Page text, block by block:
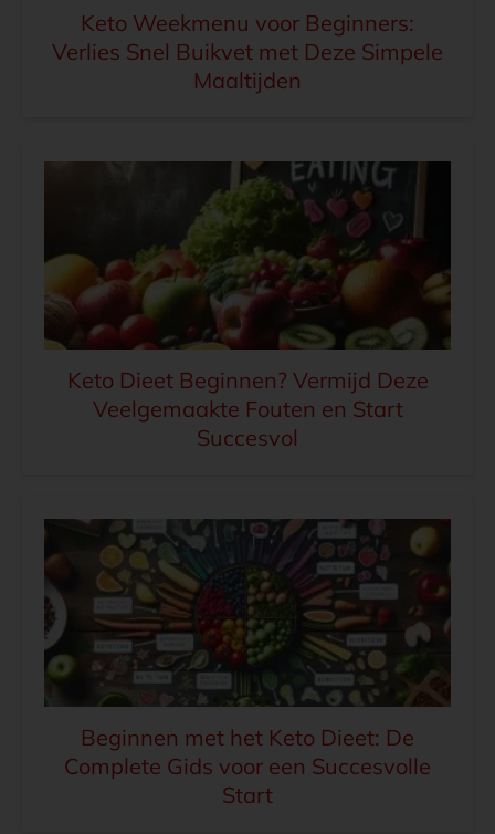
Keto Weekmenu voor Beginners:
Verlies Snel Buikvet met Deze Simpele
Maaltijden
Keto Dieet Beginnen? Vermijd Deze
Veelgemaakte Fouten en Start
Succesvol
Beginnen met het Keto Dieet: De
Complete Gids voor een Succesvolle
Start